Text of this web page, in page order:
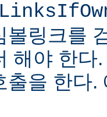
볼링크를
해야 한다
출을 한다.